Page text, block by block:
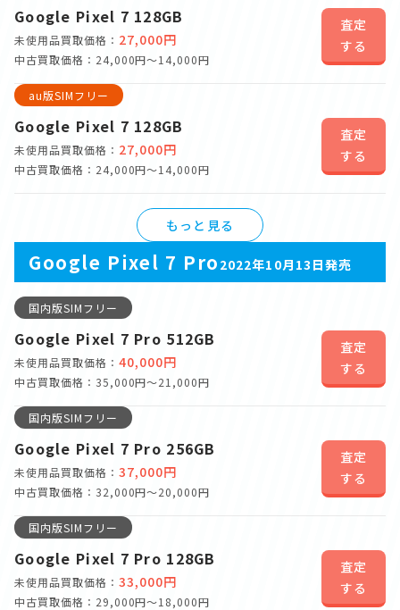
Google Pixel 7 128GB
未使用品買取価格： 27,000円
中古買取価格：24,000円～14,000円
査定
する
au版SIMフリー
Google Pixel 7 128GB
未使用品買取価格： 27,000円
中古買取価格：24,000円～14,000円
査定
する
もっと見る
Google Pixel 7 Pro 2022年10月13日発売
国内版SIMフリー
Google Pixel 7 Pro 512GB
未使用品買取価格： 40,000円
中古買取価格：35,000円～21,000円
査定
する
国内版SIMフリー
Google Pixel 7 Pro 256GB
未使用品買取価格： 37,000円
中古買取価格：32,000円～20,000円
査定
する
国内版SIMフリー
Google Pixel 7 Pro 128GB
未使用品買取価格： 33,000円
中古買取価格：29,000円～18,000円
査定
する